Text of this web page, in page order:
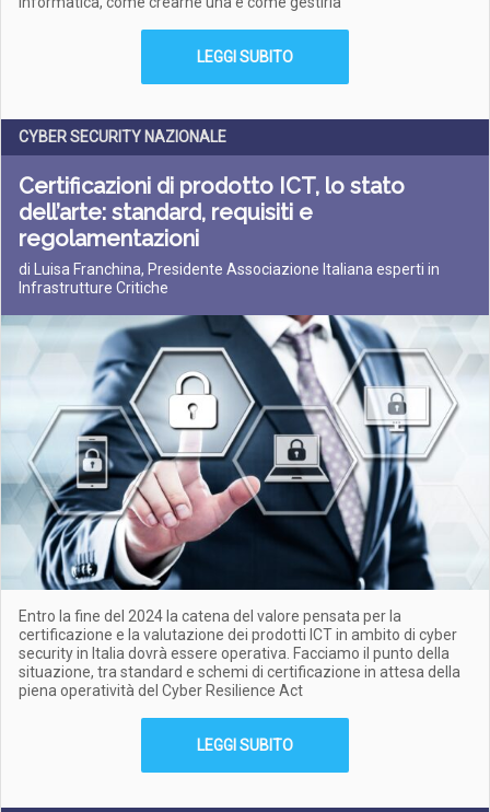
LEGGI SUBITO
CYBER SECURITY NAZIONALE
Certificazioni di prodotto ICT, lo stato
dell’arte: standard, requisiti e
regolamentazioni
di Luisa Franchina, Presidente Associazione Italiana esperti in
Infrastrutture Critiche
Entro la fine del 2024 la catena del valore pensata per la
certificazione e la valutazione dei prodotti ICT in ambito di cyber
security in Italia dovrà essere operativa. Facciamo il punto della
situazione, tra standard e schemi di certificazione in attesa della
piena operatività del Cyber Resilience Act
LEGGI SUBITO